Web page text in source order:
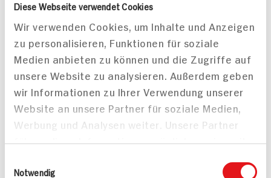
Diese Webseite verwendet Cookies
Wir verwenden Cookies, um Inhalte und Anzeigen
zu personalisieren, Funktionen für soziale
Medien anbieten zu können und die Zugriffe auf
unsere Website zu analysieren. Außerdem geben
wir Informationen zu Ihrer Verwendung unserer
Website an unsere Partner für soziale Medien,
Werbung und Analysen weiter. Unsere Partner
führen diese Informationen möglicherweise mit
bereitgestellt haben oder die sie im Rahmen
Notwendig
1.615 kcal p. Portion
Leicht
Spinat auf Reisbett
45 min
699 kcal p. Portion
Leicht
Vegetarisch